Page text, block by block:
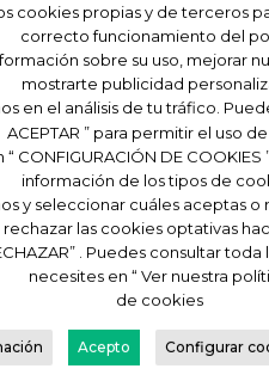
productos y servicios de
cookies propias y de terceros
correcto funcionamiento del
sobre su uso, mejorar
mostrarte publicidad
en el análisis de tu tráfico.
ACEPTAR ” para permitir el uso
CONFIGURACIÓN DE
información de los tipos de
y seleccionar cuáles aceptas o
rechazar las cookies optativas
. Puedes consultar
necesites en “ Ver nuestra
de cookies
Acepto Configurar